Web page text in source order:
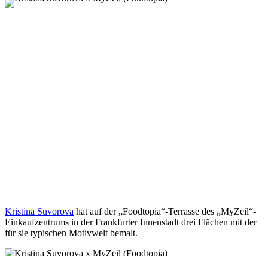
Kristina Suvorova hat auf der „Foodtopia“-Terrasse des „MyZeil“-
Einkaufzentrums in der Frankfurter Innenstadt drei Flächen mit der
für sie typischen Motivwelt bemalt.